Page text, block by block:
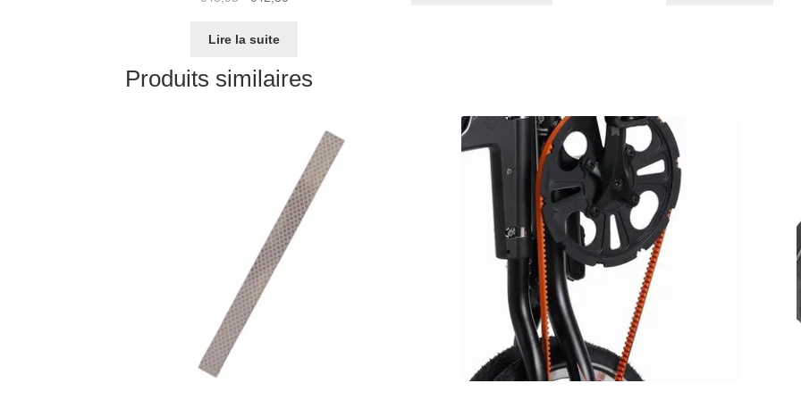
initial
€48,95. €42,50.
Lire la suite
Produits similaires